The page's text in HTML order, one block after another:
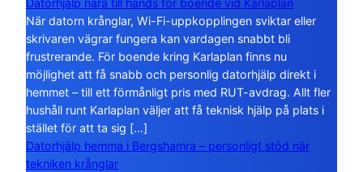
Datorhjälp nära till hands för boende vid Karlaplan
När datorn krånglar, Wi-Fi-uppkopplingen sviktar eller
skrivaren vägrar fungera kan vardagen snabbt bli
frustrerande. För boende kring Karlaplan finns nu
möjlighet att få snabb och personlig datorhjälp direkt i
hemmet – till ett förmånligt pris med RUT-avdrag. Allt fler
hushåll runt Karlaplan väljer att få teknisk hjälp på plats i
stället för att ta sig […]
Datorhjälp hemma i Bergshamra – personligt stöd när
tekniken krånglar